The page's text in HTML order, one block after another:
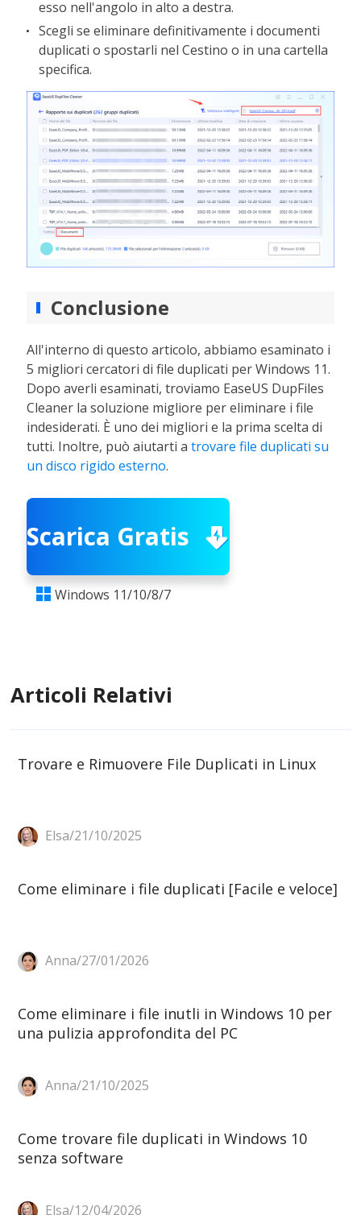
esso nell'angolo in alto a destra.
Scegli se eliminare definitivamente i documenti
duplicati o spostarli nel Cestino o in una cartella
specifica.
Conclusione
All'interno di questo articolo, abbiamo esaminato i
5 migliori cercatori di file duplicati per Windows 11.
Dopo averli esaminati, troviamo EaseUS DupFiles
Cleaner la soluzione migliore per eliminare i file
indesiderati. È uno dei migliori e la prima scelta di
tutti. Inoltre, può aiutarti atrovare file duplicati su
un disco rigido esterno.
Scarica Gratis
 Windows 11/10/8/7
Articoli Relativi
Trovare e Rimuovere File Duplicati in Linux
Elsa/21/10/2025
Come eliminare i file duplicati [Facile e veloce]
Anna/27/01/2026
Come eliminare i file inutli in Windows 10 per
una pulizia approfondita del PC
Anna/21/10/2025
Come trovare file duplicati in Windows 10
senza software
Elsa/12/04/2026